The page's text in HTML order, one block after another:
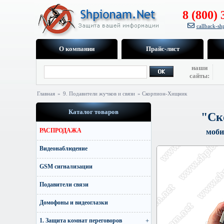
8 (800)
callback-
О компании Прайс-лист
наши
сайты:
Главная » 9. Подавители жучков и связи » Скорпион-Хищник
Каталог товаров
РАСПРОДАЖА
Видеонаблюдение
GSM сигнализации
Подавители связи
Домофоны и видеоглазки
1. Защита комнат переговоров